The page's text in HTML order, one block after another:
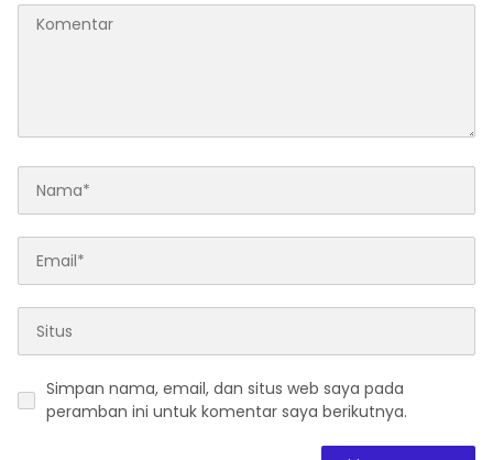
Simpan nama, email, dan situs web saya pada
peramban ini untuk komentar saya berikutnya.